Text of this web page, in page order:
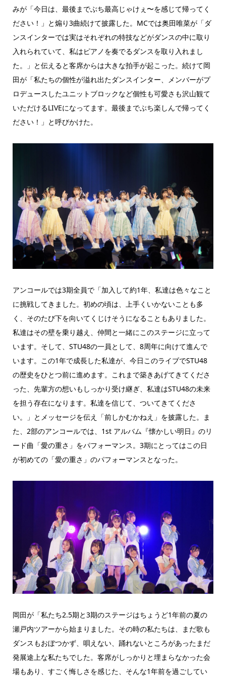
みが「今日は、最後までぶち最高じゃけぇ〜を感じて帰ってく
ださい！」と煽り3曲続けて披露した。MCでは奥田唯菜が「ダ
ンスインターでは実はそれぞれの特技などがダンスの中に取り
入れられていて、私はピアノを奏でるダンスを取り入れまし
た。」と伝えると客席からは大きな拍手が起こった。続けて岡
田が「私たちの個性が溢れ出たダンスインター、メンバーがプ
ロデュースしたユニットブロックなど個性も可愛さも沢山観て
いただけるLIVEになってます。最後までぶち楽しんで帰ってく
ださい！」と呼びかけた。
アンコールでは3期全員で「加入して約1年、私達は色々なこと
に挑戦してきました。初めの頃は、上手くいかないことも多
く、そのたび下を向いてくじけそうになることもありました。
私達はその壁を乗り越え、仲間と一緒にこのステージに立って
います。そして、STU48の一員として、8周年に向けて進んで
います。この1年で成長した私達が、今日このライブでSTU48
の歴史をひとつ前に進めます。これまで築きあげてきてくださ
った、先輩方の想いもしっかり受け継ぎ、私達はSTU48の未来
を担う存在になります。私達を信じて、ついてきてくださ
い。」とメッセージを伝え「前しかむかねえ」を披露した。ま
た、2部のアンコールでは、1st アルバム『懐かしい明日』のリ
ード曲「愛の重さ」をパフォーマンス。3期にとってはこの日
が初めての「愛の重さ」のパフォーマンスとなった。
岡田が「私たち2.5期と3期のステージはちょうど1年前の夏の
瀬戸内ツアーから始まりました。その時の私たちは、まだ歌も
ダンスもおぼつかず、唄えない、踊れないところがあったまだ
発展途上な私たちでした。客席がしっかりと埋まらなかった会
場もあり、すごく悔しさを感じた、そんな1年前を過ごしてい